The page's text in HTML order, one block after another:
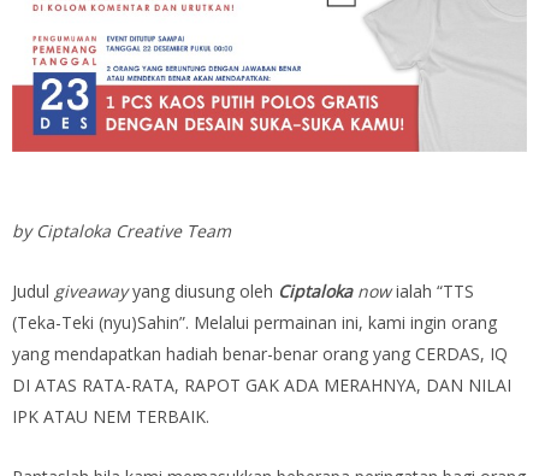
by Ciptaloka Creative Team
Judul giveawayyang diusung oleh Ciptalokanowialah “TTS
(Teka-Teki (nyu)Sahin”. Melalui permainan ini, kami ingin orang
yang mendapatkan hadiah benar-benar orang yang CERDAS, IQ
DI ATAS RATA-RATA, RAPOT GAK ADA MERAHNYA, DAN NILAI
IPK ATAU NEM TERBAIK.